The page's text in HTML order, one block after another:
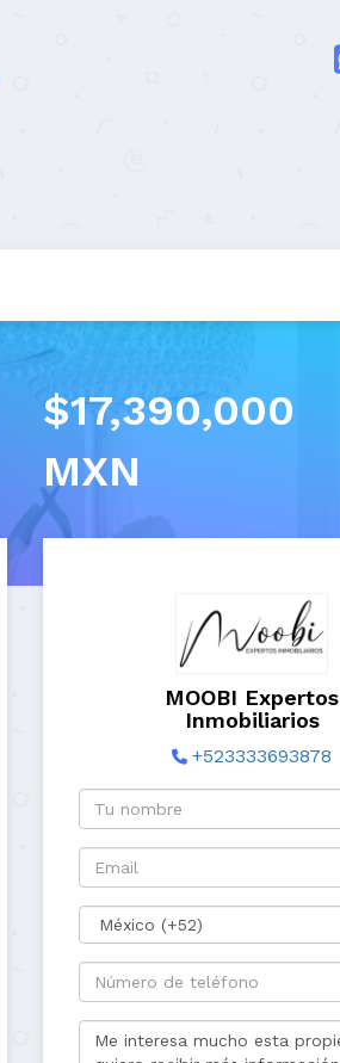
$17,390,000
MXN
MOOBI Expertos
Inmobiliarios
+523333693878